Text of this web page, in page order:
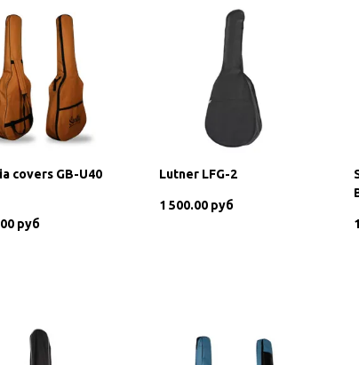
covers GB-U40
руб
Lutner LFG-2
1 500.00 руб